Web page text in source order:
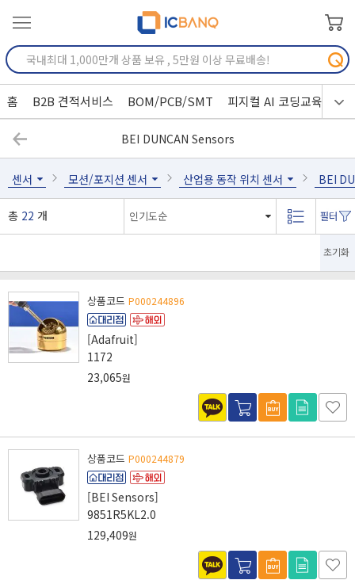
홈 B2B 견적서비스 BOM/PCB/SMT 피지컬 AI 코딩교육
BEI DUNCAN Sensors
센서 모션/포지션 센서 산업용 동작 위치 센서 BEI
총 22 개
초기화
상품코드 P000244896
[Adafruit]
1172
23,065원
상품코드 P000244879
[BEI Sensors]
9851R5KL2.0
129,409원